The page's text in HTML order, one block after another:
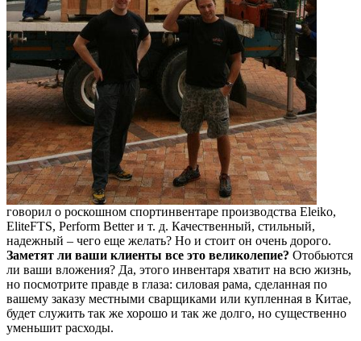
говорил о роскошном спортинвентаре производства Eleiko,
EliteFTS, Perform Better и т. д. Качественный, стильный,
надежный – чего еще желать? Но и стоит он очень дорого.
Заметят ли ваши клиенты все это великолепие? Отобьются
ли ваши вложения? Да, этого инвентаря хватит на всю жизнь,
но посмотрите правде в глаза: силовая рама, сделанная по
вашему заказу местными сварщиками или купленная в Китае,
будет служить так же хорошо и так же долго, но существенно
уменьшит расходы.